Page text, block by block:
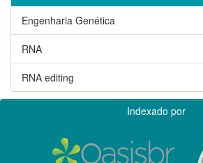
Engenharia Genética
RNA
RNA editing
Indexado por